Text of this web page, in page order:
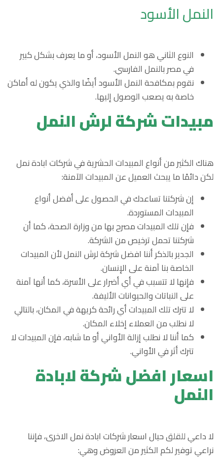
النمل الأسود
النوع الثاني هو النمل الأسود، أو ما يعرف بشكل كبير
في مصر بالنمل الفارسي.
نقوم بمكافحة النمل الأسود أيضًا والذي يكون له أماكن
خاصة به يصعب الوصول إليها.
مبيدات شركة لرش النمل
هناك الكثير من أنواع المبيدات الحشرية في شركات ابادة نمل
لكن دائمًا ما يبحث العميل عن المبيدات الآمنة:
إن شركتنا تساعدك في الحصول على أفضل أنواع
المبيدات المستوردة.
فإن تلك المبيدات مصرح بها من وزارة الصحة، كما أن
شركتنا تحمل ترخيص من الشركة.
الجدير بالذكر أننا افضل شركة لرش النمل لأن المبيدات
الخاصة بنا آمنة على الإنسان.
فإنها لا تتسبب في أي أضرار على الأسرة، كما أنها آمنة
على النباتات والحيوانات الأليفة.
لا تترك تلك المبيدات أي رائحة كريهة في المكان، بالتالي
لا نطلب من العملاء إخلاء المكان.
كما أننا لا نطلب إزالة الأواني أو ما شابه، فإن المبيدات لا
تترك أثر في الأواني.
اسعار افضل شركة لابادة
النمل
لا داعي للقلق حيال اسعار شركات ابادة نمل الاخرى، فإننا
نراعي توفير لكم الكثير من العروض وهي: